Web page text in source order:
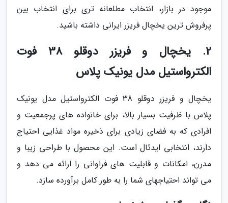
موجود در بازار، انتخاب مطلعانه تری برای انتخاب بین
پرفروش ترین یخچال فریزر ایرانی داشته باشید.
2. یخچال و فریزر دوقلو 38 فوت
الکترواستیل مدل یونیک پلاس
یخچال و فریزر دوقلو 38 فوت الکترواستیل مدل یونیک
پلاس با ظرفیت بسیار بالا، برای خانواده های پرجمعیت و
افرادی که به فضای زیادی برای ذخیره مواد غذایی احتیاج
دارند، انتخابی ایدئال است. این محصول با طراحی زیبا و
مدرن، امکانات و قابلیت های فراوانی را ارائه می دهد و
می تواند احتیاجهای شما را به طور کامل برآورده سازد.